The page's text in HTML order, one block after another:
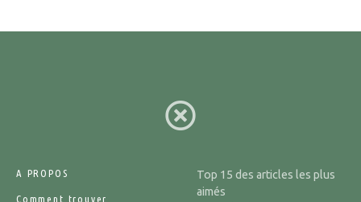
A PROPOS
Comment trouver
Top 15 des articles les plus
aimés